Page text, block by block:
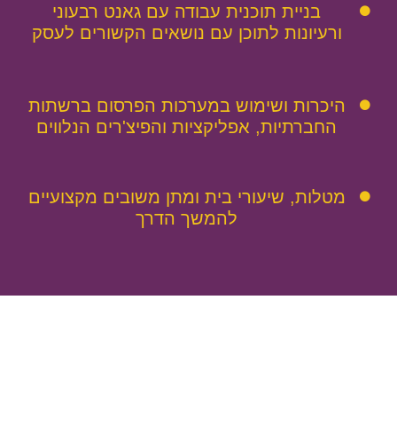
בניית תוכנית עבודה עם גאנט רבעוני
ורעיונות לתוכן עם נושאים הקשורים לעסק
היכרות ושימוש במערכות הפרסום ברשתות
החברתיות, אפליקציות והפיצ'רים הנלווים
מטלות, שיעורי בית ומתן משובים מקצועיים
להמשך הדרך